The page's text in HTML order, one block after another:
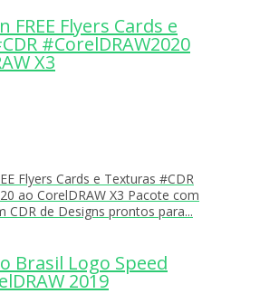
FREE Flyers Cards e
#CorelDRAW2020
X3
Flyers Cards e Texturas #CDR
ao CorelDRAW X3 Pacote com
CDR de Designs prontos para...
Brasil Logo Speed
2019